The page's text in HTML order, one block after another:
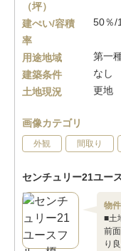
（坪）
建ぺい/容積
率
50％/
用途地域
第一
建築条件
なし
土地現況
更地
画像カテゴリ
外観 間取り
センチュリー21ユー
物
■土
前
り